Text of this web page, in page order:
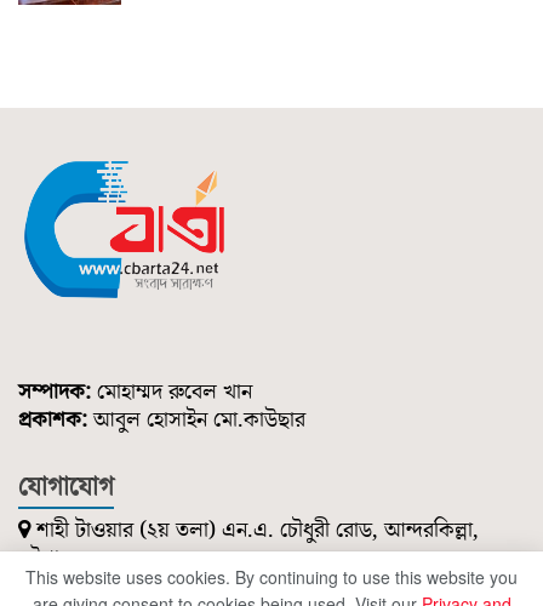
সম্পাদক: মোহাম্মদ রুবেল খান
প্রকাশক:আবুল হোসাইন মো.কাউছার
যোগাযোগ
শাহী টাওয়ার (২য় তলা) এন.এ. চৌধুরী রোড, আন্দরকিল্লা,
চট্টগ্রাম।
০১৮৫১ ২১৪ ৭৪৭
This website uses cookies. By continuing to use this website you